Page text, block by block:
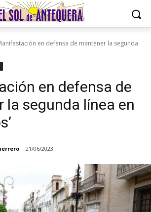
en defensa de mantener la segunda
en defensa de
la segunda línea en
21/06/2023